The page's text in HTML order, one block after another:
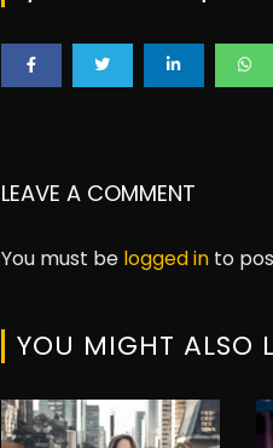
LEAVE A COMMENT
You must be logged into
YOU MIGHT ALSO